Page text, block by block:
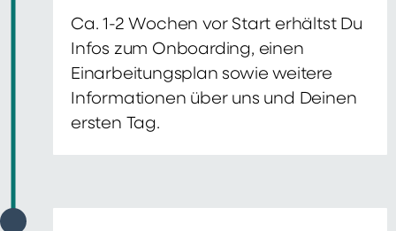
Ca. 1-2 Wochen vor Start erhältst Du
Infos zum Onboarding, einen
Einarbeitungsplan sowie weitere
Informationen über uns und Deinen
ersten Tag.